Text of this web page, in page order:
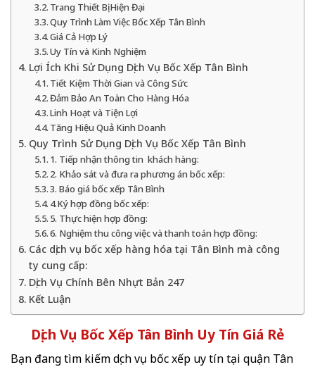
Trang Thiết Bị Hiện Đại
Quy Trình Làm Việc Bốc Xếp Tân Bình
Giá Cả Hợp Lý
Uy Tín và Kinh Nghiệm
Lợi Ích Khi Sử Dụng Dịch Vụ Bốc Xếp Tân Bình
Tiết Kiệm Thời Gian và Công Sức
Đảm Bảo An Toàn Cho Hàng Hóa
Linh Hoạt và Tiện Lợi
Tăng Hiệu Quả Kinh Doanh
Quy Trình Sử Dụng Dịch Vụ Bốc Xếp Tân Bình
1. Tiếp nhận thông tin khách hàng:
2. Khảo sát và đưa ra phương án bốc xếp:
3. Báo giá bốc xếp Tân Bình
4.Ký hợp đồng bốc xếp:
5. Thực hiện hợp đồng:
6. Nghiệm thu công việc và thanh toán hợp đồng:
Các dịch vụ bốc xếp hàng hóa tại Tân Bình mà công
ty cung cấp:
Dịch Vụ Chính Bên Nhựt Bản 247
Kết Luận
Dịch Vụ Bốc Xếp Tân Bình Uy Tín Giá Rẻ
Bạn đang tìm kiếm dịch vụ bốc xếp uy tín tại quận Tân